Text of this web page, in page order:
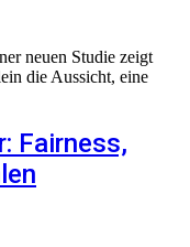
neuen Studie zeigt
die Aussicht, eine
Fairness,